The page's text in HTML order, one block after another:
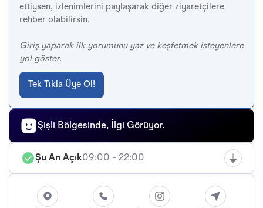
ettiysen, izlenimlerini paylaşarak diğer ziyaretçilere
rehber olabilirsin.
Giriş yaparak ilk yorumunu yaz ve keşfetmek isteyenlere
yol göster.
Tek Tıkla Üye Ol!
Şişli Bölgesinde, İlgi Görüyor.
Şu An Açık09:00 - 22:00